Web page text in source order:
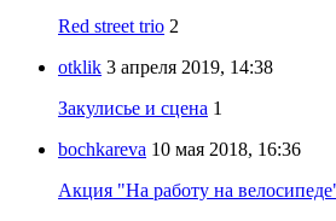
Red street trio 2
otklik 3 апреля 2019, 14:38
Закулисье и сцена 1
bochkareva 10 мая 2018, 16:36
Акция "На работу на